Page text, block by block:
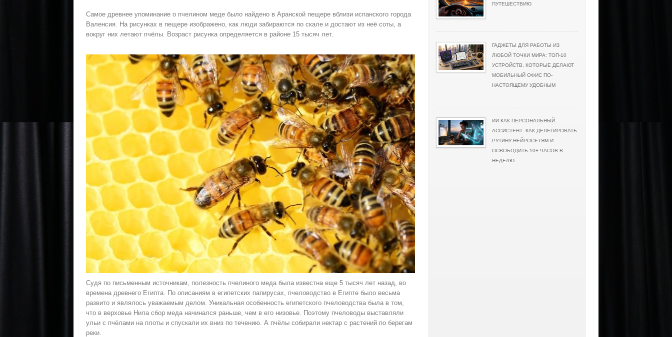
Самое древнее упоминание о пчелином меде было найдено в Аранской пещере вблизи испанского города
Валенсия. На рисунках в пещере изображено, как люди забираются по скале и достают из неё соты, а
вокруг них летают пчёлы. Возраст рисунка определяется в районе 15 тысяч лет.
Судя по письменным источникам, полезность пчелиного меда была известна еще 5 тысяч лет назад, во
времена древнего Египта. По описаниям в египетских папирусах, пчеловодство в Египте было весьма
развито и являлось уважаемым делом. Уникальная особенность египетского пчеловодства была в том,
что в верховье Нила сбор меда начинался раньше, чем в его низовье. Поэтому пчеловоды выставляли
ульи с пчёлами на плоты и спускали их вниз по течению. А пчёлы собирали нектар с растений по берегам
реки.
ПУТЕШЕСТВИЮ
ГАДЖЕТЫ ДЛЯ РАБОТЫ ИЗ
ЛЮБОЙ ТОЧКИ МИРА: ТОП-10
УСТРОЙСТВ, КОТОРЫЕ ДЕЛАЮТ
МОБИЛЬНЫЙ ОФИС ПО-
НАСТОЯЩЕМУ УДОБНЫМ
ИИ КАК ПЕРСОНАЛЬНЫЙ
АССИСТЕНТ: КАК ДЕЛЕГИРОВАТЬ
РУТИНУ НЕЙРОСЕТЯМ И
ОСВОБОДИТЬ 10+ ЧАСОВ В
НЕДЕЛЮ